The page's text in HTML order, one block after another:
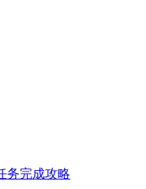
务完成攻略